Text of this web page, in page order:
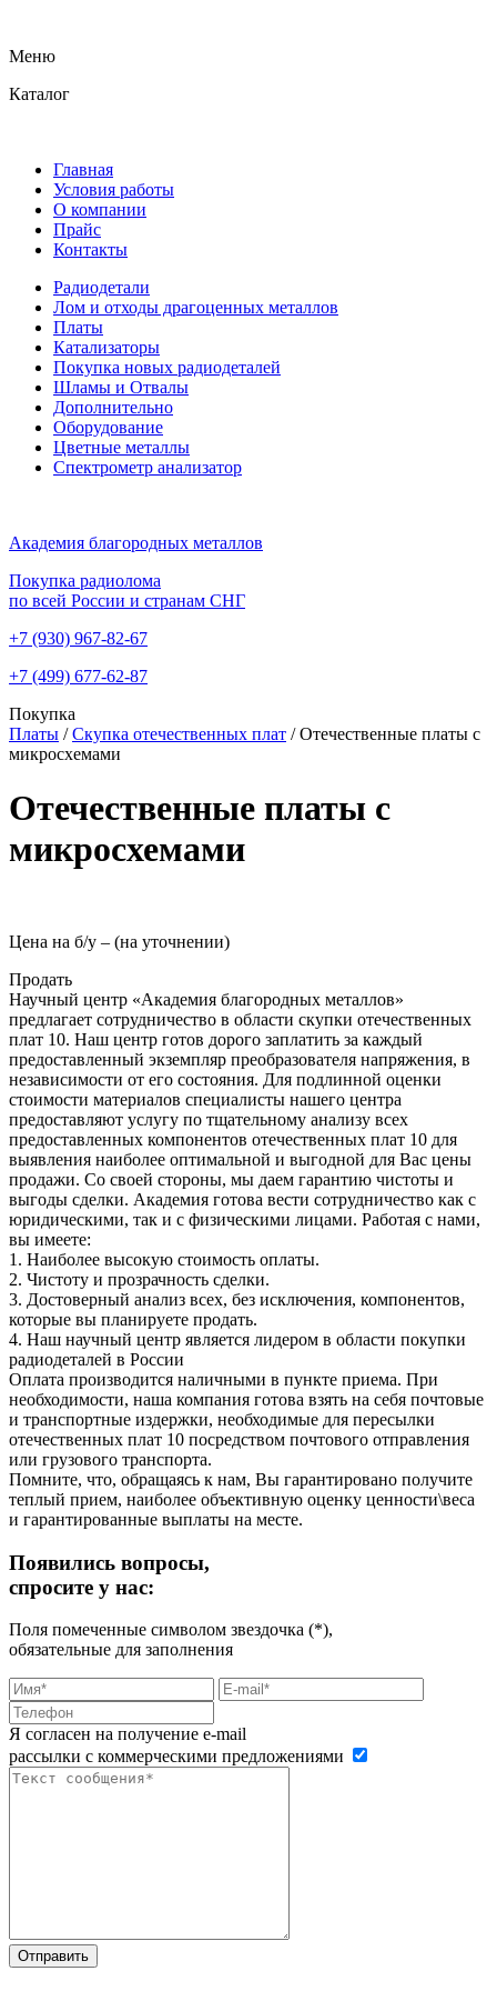
Меню
Каталог
Главная
Условия работы
О компании
Прайс
Контакты
Радиодетали
Лом и отходы драгоценных металлов
Платы
Катализаторы
Покупка новых радиодеталей
Шламы и Отвалы
Дополнительно
Оборудование
Цветные металлы
Спектрометр анализатор
Академия благородных металлов
Покупка радиолома
по всей России и странам СНГ
+7 (930) 967-82-67
+7 (499) 677-62-87
Покупка
Платы / Скупка отечественных плат / Отечественные платы с
микросхемами
Отечественные платы с
микросхемами
Цена на б/у – (на уточнении)
Продать
Научный центр «Академия благородных металлов»
предлагает сотрудничество в области скупки отечественных
плат 10. Наш центр готов дорого заплатить за каждый
предоставленный экземпляр преобразователя напряжения, в
независимости от его состояния. Для подлинной оценки
стоимости материалов специалисты нашего центра
предоставляют услугу по тщательному анализу всех
предоставленных компонентов отечественных плат 10 для
выявления наиболее оптимальной и выгодной для Вас цены
продажи. Со своей стороны, мы даем гарантию чистоты и
выгоды сделки. Академия готова вести сотрудничество как с
юридическими, так и с физическими лицами. Работая с нами,
вы имеете:
1. Наиболее высокую стоимость оплаты.
2. Чистоту и прозрачность сделки.
3. Достоверный анализ всех, без исключения, компонентов,
которые вы планируете продать.
4. Наш научный центр является лидером в области покупки
радиодеталей в России
Оплата производится наличными в пункте приема. При
необходимости, наша компания готова взять на себя почтовые
и транспортные издержки, необходимые для пересылки
отечественных плат 10 посредством почтового отправления
или грузового транспорта.
Помните, что, обращаясь к нам, Вы гарантировано получите
теплый прием, наиболее объективную оценку ценности\веса
и гарантированные выплаты на месте.
Появились вопросы,
спросите у нас:
Поля помеченные символом звездочка (*),
обязательные для заполнения
Я согласен на получение e-mail
рассылки с коммерческими предложениями